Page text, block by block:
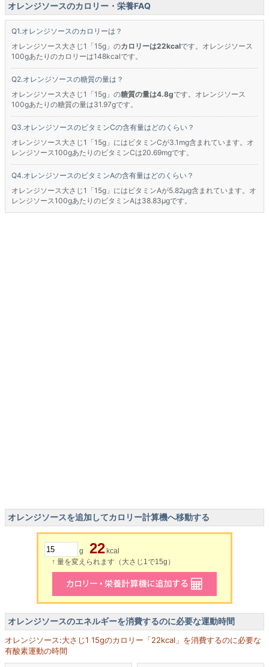
オレンジソースのカロリー・栄養FAQ
オレンジソースのカロリーは？
オレンジソース大さじ1「15g」のカロリーは22kcalです。オレンジソース
100gあたりのカロリーは148kcalです。
オレンジソースの糖質の量は？
オレンジソース大さじ1「15g」の糖質の量は4.8gです。オレンジソース
100gあたりの糖質の量は31.97gです。
オレンジソースのビタミンCの含有量はどのくらい？
オレンジソース大さじ1「15g」にはビタミンCが3.1mg含まれています。オ
レンジソース100gあたりのビタミンCは20.69mgです。
オレンジソースのビタミンAの含有量はどのくらい？
オレンジソース大さじ1「15g」にはビタミンAが5.82μg含まれています。オ
レンジソース100gあたりのビタミンAは38.83μgです。
オレンジソースを追加してカロリー計算機へ移動する
g 22 kcal
↑ 量を変えられます（大さじ1で15g）
オレンジソースのエネルギーを消費するのに必要な運動時間
オレンジソース:大さじ1 15gのカロリー「22kcal」を消費するのに必要な
有酸素運動の時間